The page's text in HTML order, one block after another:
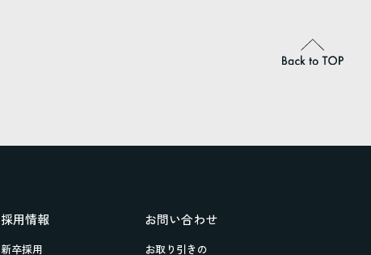
採用情報
新卒採用
お問い合わせ
お取り引きの